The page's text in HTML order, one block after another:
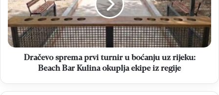
u
boćanju
uz
rijeku:
Beach
Dračevo sprema prvi turnir u boćanju uz rijeku:
Beach Bar Kulina okuplja ekipe iz regije